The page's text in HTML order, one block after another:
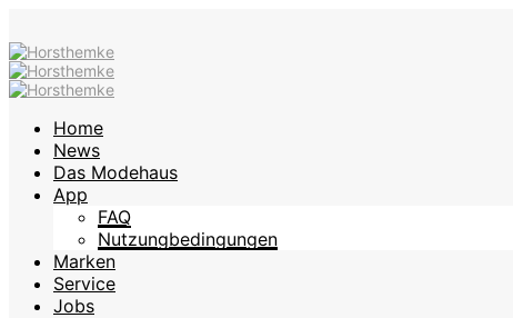
Home
News
Das Modehaus
App
FAQ
Nutzungbedingungen
Marken
Service
Jobs